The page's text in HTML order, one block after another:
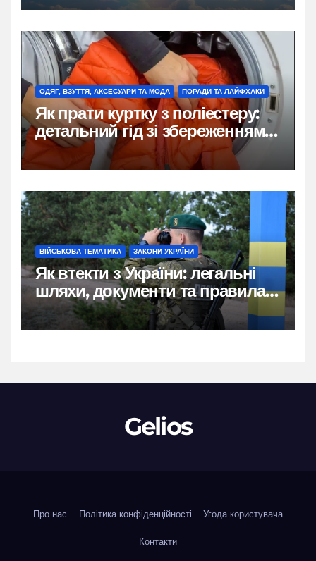
ОДЯГ, ВЗУТТЯ, АКСЕСУАРИ ТА МОДА ПОРАДИ ТА ЛАЙФХАКИ
Як прати куртку з поліестеру:
детальний гід зі збереженням
форми й кольору
ВІЙСЬКОВА ТЕМАТИКА ЗАКОНИ УКРАЇНИ
Як втекти з України: легальні
шляхи, документи та правила
2026
Gelios
Про нас Політика конфіденційності Угода користувача
Контакти